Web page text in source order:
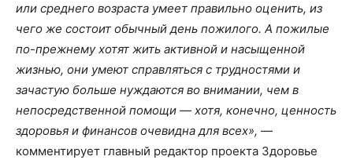
или среднего возраста умеет правильно оценить, из
чего же состоит обычный день пожилого. А пожилые
по-прежнему хотят жить активной и насыщенной
жизнью, они умеют справляться с трудностями и
зачастую больше нуждаются во внимании, чем в
непосредственной помощи — хотя, конечно, ценность
здоровья и финансов очевидна для всех», —
комментирует главный редактор проекта Здоровье